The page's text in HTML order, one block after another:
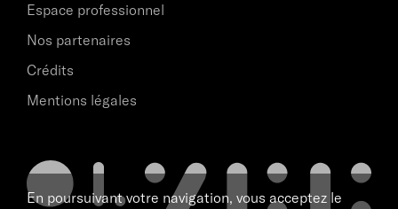
Espace professionnel
Nos partenaires
Crédits
Mentions légales
En poursuivant votre navigation, vous acceptez le